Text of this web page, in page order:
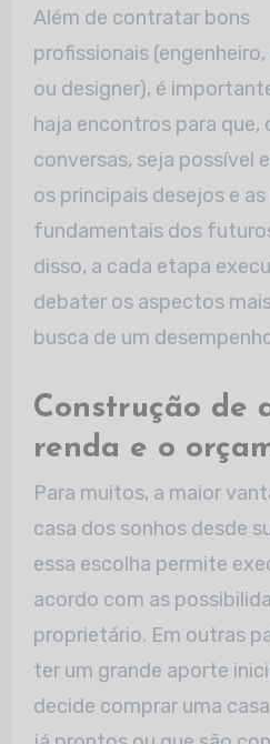
Além de contratar bons
profissionais
ou designer), é
haja encontros para que,
conversas, seja possível
os principais desejos e
fundamentais dos
disso, a cada etapa
debater os aspectos
busca de um
Construção de
renda e o
Para muitos, a maior
casa dos sonhos desde
essa escolha permite
acordo com as
proprietário. Em outras
ter um grande aporte
decide comprar uma